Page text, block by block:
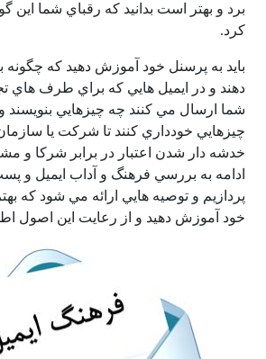
برد و بهتر است بدانيد كه رقباي شما اين
كرد.
بايد به پرسنل خود آموزش دهيد كه چگونه
دهند و در ايميل هايي كه براي طرف هاي
شما ارسال مي كنند چه چيزهايي بنويسند
چيزهايي خودداري كنند تا شركت يا
خدشه دار شدن اعتبار در برابر شركا و
ادامه به بررسي فرهنگ و آداب ايميل و
پردازيم و توصيه هايي ارائه مي شود كه
خود آموزش دهيد و از رعایت این اصول